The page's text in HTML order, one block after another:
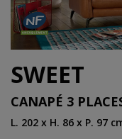
SWEET
CANAPÉ 3
L. 202 x H. 86 x P. 97